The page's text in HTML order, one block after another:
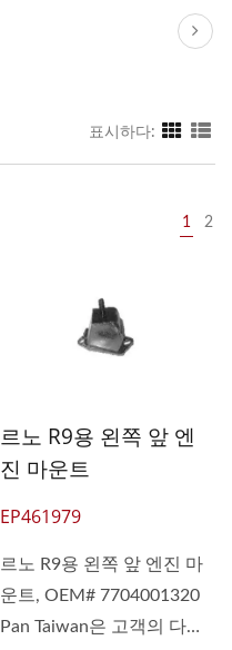
표시하다:
1 2
르노 R9용 왼쪽 앞 엔
진 마운트
EP461979
르노 R9용 왼쪽 앞 엔진 마
운트, OEM# 7704001320
Pan Taiwan은 고객의 다양